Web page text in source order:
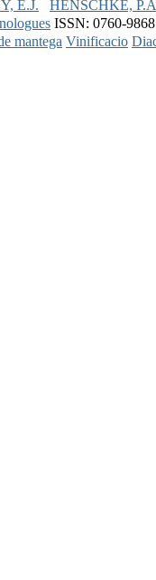
E.J.
HENSCHKE,
ISSN: 0760-
mantega Vinificacio